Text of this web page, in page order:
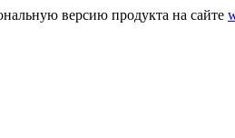
версию продукта на сайте